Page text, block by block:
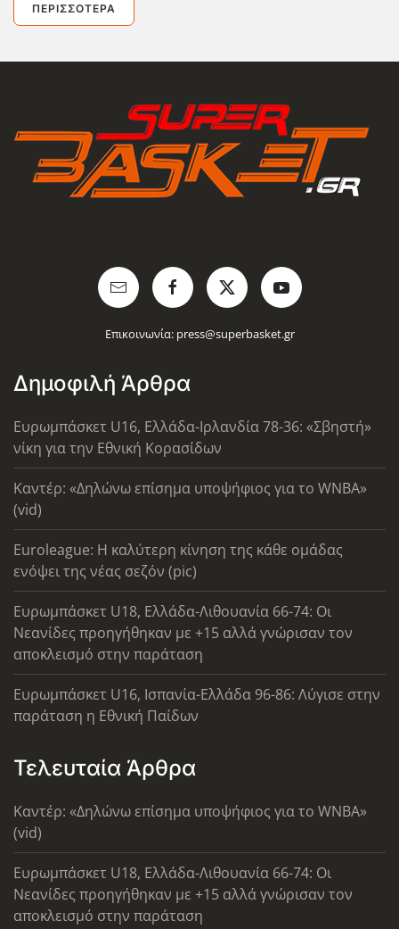
ΠΕΡΙΣΣΌΤΕΡΑ
Επικοινωνία: press@superbasket.gr
Δημοφιλή Άρθρα
Ευρωμπάσκετ U16, Ελλάδα-Ιρλανδία 78-36: «Σβηστή»
νίκη για την Εθνική Κορασίδων
Καντέρ: «Δηλώνω επίσημα υποψήφιος για το WNBA»
(vid)
Euroleague: Η καλύτερη κίνηση της κάθε ομάδας
ενόψει της νέας σεζόν (pic)
Ευρωμπάσκετ U18, Ελλάδα-Λιθουανία 66-74: Οι
Νεανίδες προηγήθηκαν με +15 αλλά γνώρισαν τον
αποκλεισμό στην παράταση
Ευρωμπάσκετ U16, Ισπανία-Ελλάδα 96-86: Λύγισε στην
παράταση η Εθνική Παίδων
Τελευταία Άρθρα
Καντέρ: «Δηλώνω επίσημα υποψήφιος για το WNBA»
(vid)
Ευρωμπάσκετ U18, Ελλάδα-Λιθουανία 66-74: Οι
Νεανίδες προηγήθηκαν με +15 αλλά γνώρισαν τον
αποκλεισμό στην παράταση